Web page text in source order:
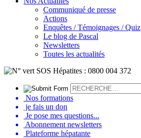
Communiqué de presse
Actions
Enquêtes / Témoignages / Quiz
Le blog de Pascal
Newsletters
Toutes les actualités
Nos formations
je fais un don
Je pose mes questions...
Abonnement newsletters
Plateforme hépatante